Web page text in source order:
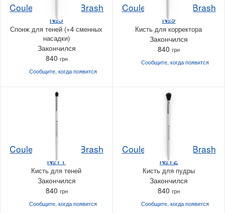
Couleur Caramel Brash
№5
Спонж для теней (+4 сменных
насадки)
Закончился
840 грн
Сообщите, когдапоявится
Couleur Caramel Brash
№9
Кисть для корректора
Закончился
840 грн
Сообщите, когдапоявится
Couleur Caramel Brash
№11
Кисть для теней
Закончился
840 грн
Сообщите, когдапоявится
Couleur Caramel Brash
№12
Кисть для пудры
Закончился
840 грн
Сообщите, когдапоявится